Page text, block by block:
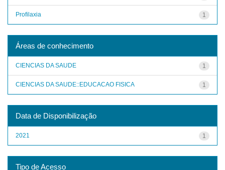
1
Profilaxia
Áreas de conhecimento
1
CIENCIAS DA SAUDE
1
CIENCIAS DA SAUDE::EDUCACAO FISICA
Data de Disponibilização
1
2021
Tipo de Acesso